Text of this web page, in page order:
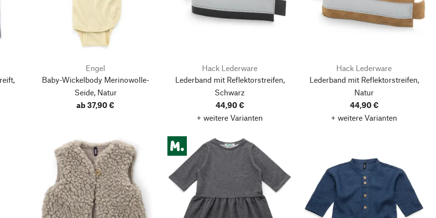
Engel
Baby-Wickelbody Merinowolle-
Seide, Natur
ab 37,90 €
Hack Lederware
Lederband mit Reflektorstreifen,
Schwarz
44,90 €
+ weitere Varianten
Hack Lederware
Lederband mit Reflektorstreifen,
Natur
44,90 €
+ weitere Varianten